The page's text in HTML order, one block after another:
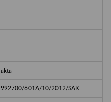
akta
992700/601A/10/2012/SAK